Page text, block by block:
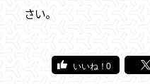
さい。
0